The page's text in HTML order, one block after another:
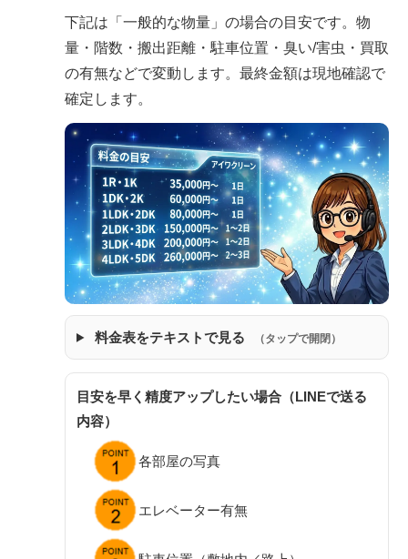
下記は「一般的な物量」の場合の目安です。物
量・階数・搬出距離・駐車位置・臭い/害虫・買取
の有無などで変動します。最終金額は現地確認で
確定します。
料金表をテキストで見る （タップで開閉）
目安を早く精度アップしたい場合（LINEで送る
内容）
各部屋の写真
エレベーター有無